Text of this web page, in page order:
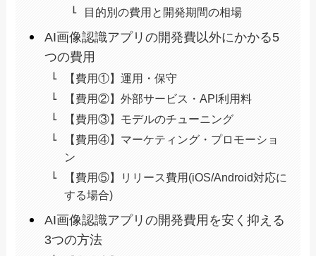
目的別の費用と開発期間の相場
AI画像認識アプリの開発費以外にかかる5
つの費用
【費用①】運用・保守
【費用②】外部サービス・API利用料
【費用③】モデルのチューニング
【費用④】マーケティング・プロモーショ
ン
【費用⑤】リリース費用(iOS/Android対応に
する場合)
AI画像認識アプリの開発費用を安く抑える
3つの方法